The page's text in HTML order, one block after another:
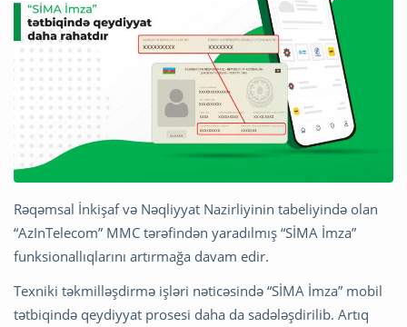
Rəqəmsal İnkişaf və Nəqliyyat Nazirliyinin tabeliyində olan
“AzInTelecom” MMC tərəfindən yaradılmış “SİMA İmza”
funksionallıqlarını artırmağa davam edir.
Texniki təkmilləşdirmə işləri nəticəsində “SİMA İmza” mobil
tətbiqində qeydiyyat prosesi daha da sadələşdirilib. Artıq